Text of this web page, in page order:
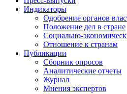
Индикаторы
Одобрение органов
Положение дел в стране
Социально-
Отношение к странам
Публикации
Сборник опросов
Аналитические отчеты
Журнал
Мнения экспертов